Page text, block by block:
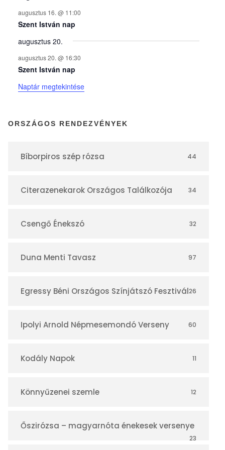
y
e
k
n
a
á
r
augusztus 16. @ 11:00
Szent István nap
augusztus 20.
augusztus 20. @ 16:30
Szent István nap
Naptár megtekintése
ORSZÁGOS RENDEZVÉNYEK
Bíborpiros szép rózsa 44
Citerazenekarok Országos Találkozója 34
Csengő Énekszó 32
Duna Menti Tavasz 97
Egressy Béni Országos Színjátszó Fesztivál26
Ipolyi Arnold Népmesemondó Verseny 60
Kodály Napok 11
Könnyűzenei szemle 12
Őszirózsa – magyarnóta énekesek versenye
23